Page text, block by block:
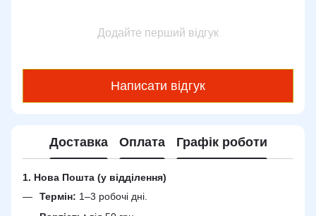
Додайте перший відгук
Написати відгук
Доставка Оплата Графік роботи
1. Нова Пошта (у відділення)
Термін: 1–3 робочі дні.